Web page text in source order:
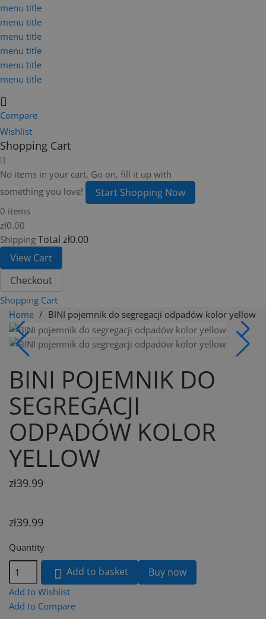
menu title
menu title
menu title
menu title
menu title
menu title
Compare
Wishlist
Shopping Cart
No items in your cart. Go on, fill it up with
something you love!
Start Shopping Now
0 items
zł0.00
Shipping Total zł0.00
View Cart
Checkout
Shopping Cart
Home
BINI pojemnik do segregacji odpadów kolor yellow
BINI POJEMNIK DO
SEGREGACJI
ODPADÓW KOLOR
YELLOW
zł39.99
zł39.99
Quantity
 Add to basket Buy now
Add to Wishlist
Add to Compare